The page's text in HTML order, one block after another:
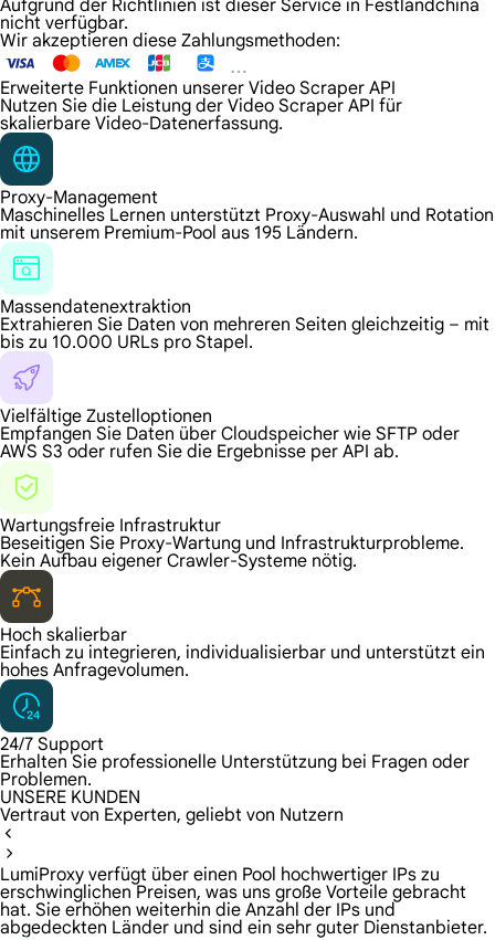
Aufgrund der Richtlinien ist dieser Service in Festlandchina
nicht verfügbar.
Wir akzeptieren diese Zahlungsmethoden:
Erweiterte Funktionen unserer Video Scraper API
Nutzen Sie die Leistung der Video Scraper API für
skalierbare Video-Datenerfassung.
Proxy-Management
Maschinelles Lernen unterstützt Proxy-Auswahl und Rotation
mit unserem Premium-Pool aus 195 Ländern.
Massendatenextraktion
Extrahieren Sie Daten von mehreren Seiten gleichzeitig – mit
bis zu 10.000 URLs pro Stapel.
Vielfältige Zustelloptionen
Empfangen Sie Daten über Cloudspeicher wie SFTP oder
AWS S3 oder rufen Sie die Ergebnisse per API ab.
Wartungsfreie Infrastruktur
Beseitigen Sie Proxy-Wartung und Infrastrukturprobleme.
Kein Aufbau eigener Crawler-Systeme nötig.
Hoch skalierbar
Einfach zu integrieren, individualisierbar und unterstützt ein
hohes Anfragevolumen.
24/7 Support
Erhalten Sie professionelle Unterstützung bei Fragen oder
Problemen.
UNSERE KUNDEN
Vertraut von Experten, geliebt von Nutzern
LumiProxy verfügt über einen Pool hochwertiger IPs zu
erschwinglichen Preisen, was uns große Vorteile gebracht
hat. Sie erhöhen weiterhin die Anzahl der IPs und
abgedeckten Länder und sind ein sehr guter Dienstanbieter.